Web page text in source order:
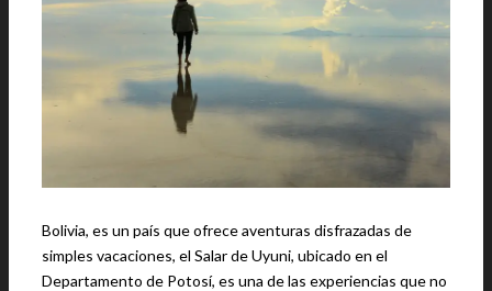
Bolivia, es un país que ofrece aventuras disfrazadas de
simples vacaciones, el Salar de Uyuni, ubicado en el
Departamento de Potosí, es una de las experiencias que no